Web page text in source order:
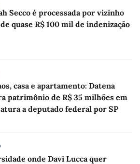
Secco é processada por vizinho
quase R$ 100 mil de indenização
casa e apartamento: Datena
patrimônio de R$ 35 milhões em
a deputado federal por SP
onde Davi Lucca quer